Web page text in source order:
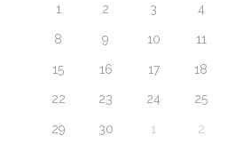
1 2 3 4
8 9 10 11
15 16 17 18
22 23 24 25
29 30 1 2